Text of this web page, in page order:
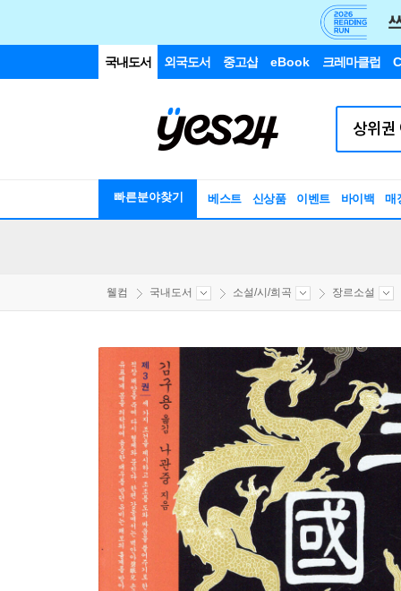
국내도서 외국도서 중고샵 eBook 크레마클럽
빠른분야찾기 베스트 신상품 이벤트 바이백 매
웰컴 국내도서 소설/시/희곡 장르소설